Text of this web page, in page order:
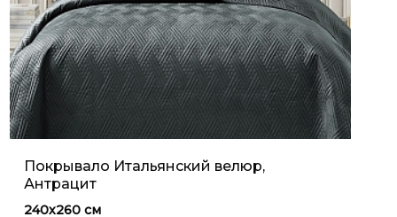
Покрывало Итальянский велюр,
Антрацит
240х260 см